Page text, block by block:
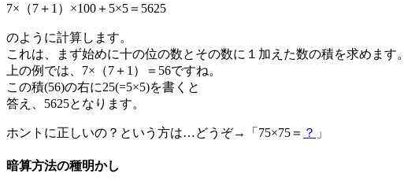
7×（7＋1）×100＋5×5＝5625
のように計算します。
これは、まず始めに十の位の数とその数に１加えた数の積を求めます。
上の例では、7×（7＋1）＝56ですね。
この積(56)の右に25(=5×5)を書くと
答え、5625となります。
ホントに正しいの？という方は…どうぞ→「75×75＝ ？ 」
暗算方法の種明かし